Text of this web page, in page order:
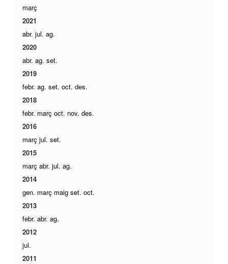
març
2021
abr. jul. ag.
2020
abr. ag. set.
2019
febr. ag. set. oct. des.
2018
febr. març oct. nov. des.
2016
març jul. set.
2015
març abr. jul. ag.
2014
gen. març maig set. oct.
2013
febr. abr. ag.
2012
jul.
2011